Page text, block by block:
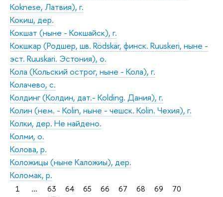
Koknese, Латвия), г.
Кокиш, дер.
Кокшат (ныне - Кокшайск), г.
Кокшкар (Родшер, шв. Rödskär, финск. Ruuskeri, ныне -
эст. Ruuskari. Эстония), о.
Кола (Кольский острог, ныне - Кола), г.
Колачево, с.
Колдинг (Колдин, дат.- Kolding. Дания), г.
Колин (нем. - Kolin, ныне - чешск. Kolin. Чехия), г.
Колки, дер. Не найдено.
Колми, о.
Колова, р.
Коложицы (ныне Каложиы), дер.
Коломак, р.
1 ... 63 64 65 66 67 68 69
70